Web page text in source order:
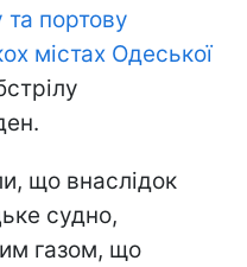
та портову
містах Одеської
що внаслідок
судно,
газом, що